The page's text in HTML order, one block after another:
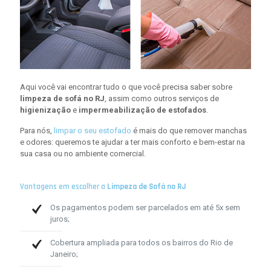
Aqui você vai encontrar tudo o que você precisa saber sobre
limpeza de sofá no RJ , assim como outros serviços de
higienização e impermeabilização de estofados
Para nós, limpar o seu estofado é mais do que remover manchas
e odores: queremos te ajudar a ter mais conforto e bem-estar na
sua casa ou no ambiente comercial.
Vantagens em escolher a Limpeza de Sofá no RJ
Os pagamentos podem ser parcelados em até 5x sem
juros;
Cobertura ampliada para todos os bairros do Rio de
Janeiro;